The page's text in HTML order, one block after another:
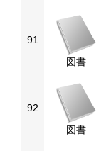
91
図書
92
図書